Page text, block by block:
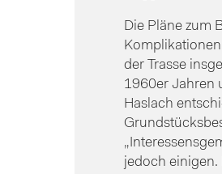
Die Pläne zum
der Trasse
1960er Jahren
Haslach
jedoch einigen.